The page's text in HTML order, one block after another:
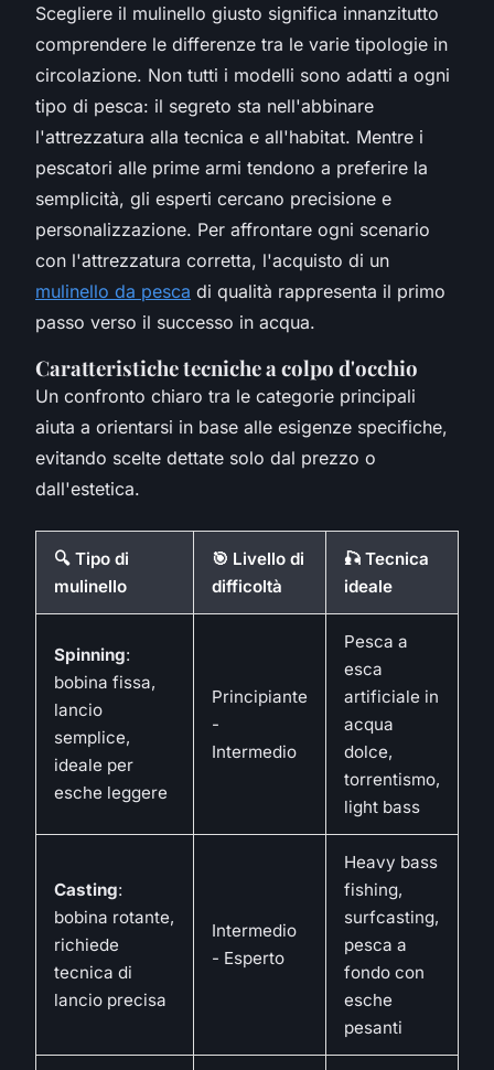
Scegliere il mulinello giusto significa innanzitutto
comprendere le differenze tra le varie tipologie in
circolazione. Non tutti i modelli sono adatti a ogni
tipo di pesca: il segreto sta nell'abbinare
l'attrezzatura alla tecnica e all'habitat. Mentre i
pescatori alle prime armi tendono a preferire la
semplicità, gli esperti cercano precisione e
personalizzazione. Per affrontare ogni scenario
con l'attrezzatura corretta, l'acquisto di un
mulinello da pesca di qualità rappresenta il primo
passo verso il successo in acqua.
Caratteristiche tecniche a colpo d'occhio
Un confronto chiaro tra le categorie principali
aiuta a orientarsi in base alle esigenze specifiche,
evitando scelte dettate solo dal prezzo o
dall'estetica.
🔍 Tipo di
mulinello
🎯 Livello di
difficoltà
🎣 Tecnica
ideale
Spinning:
bobina fissa,
lancio
semplice,
ideale per
esche leggere
Principiante
-
Intermedio
Pesca a
esca
artificiale in
acqua
dolce,
torrentismo,
light bass
Casting:
bobina rotante,
richiede
tecnica di
lancio precisa
Intermedio
- Esperto
Heavy bass
fishing,
surfcasting,
pesca a
fondo con
esche
pesanti